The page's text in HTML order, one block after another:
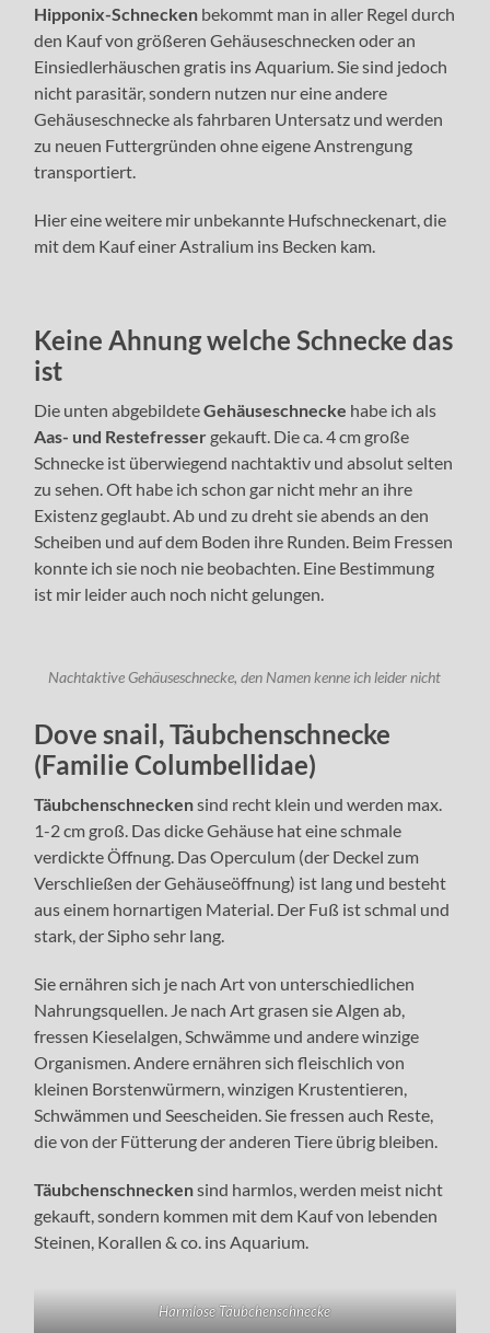
Hipponix-Schnecken bekommt man in aller Regel durch
den Kauf von größeren Gehäuseschnecken oder an
Einsiedlerhäuschen gratis ins Aquarium. Sie sind jedoch
nicht parasitär, sondern nutzen nur eine andere
Gehäuseschnecke als fahrbaren Untersatz und werden
zu neuen Futtergründen ohne eigene Anstrengung
transportiert.
Hier eine weitere mir unbekannte Hufschneckenart, die
mit dem Kauf einer Astralium ins Becken kam.
Keine Ahnung welche Schnecke das
ist
Die unten abgebildeteGehäuseschnecke habe ich als
Aas- und Restefresser gekauft. Die ca. 4 cm große
Schnecke ist überwiegend nachtaktiv und absolut selten
zu sehen. Oft habe ich schon gar nicht mehr an ihre
Existenz geglaubt. Ab und zu dreht sie abends an den
Scheiben und auf dem Boden ihre Runden. Beim Fressen
konnte ich sie noch nie beobachten. Eine Bestimmung
ist mir leider auch noch nicht gelungen.
Nachtaktive Gehäuseschnecke, den Namen kenne ich leider nicht
Dove snail, Täubchenschnecke
(Familie Columbellidae)
Täubchenschneckensind recht klein und werden max.
1-2 cm groß. Das dicke Gehäuse hat eine schmale
verdickte Öffnung. Das Operculum (der Deckel zum
Verschließen der Gehäuseöffnung) ist lang und besteht
aus einem hornartigen Material. Der Fuß ist schmal und
stark, der Sipho sehr lang.
Sie ernähren sich je nach Art von unterschiedlichen
Nahrungsquellen. Je nach Art grasen sie Algen ab,
fressen Kieselalgen, Schwämme und andere winzige
Organismen. Andere ernähren sich fleischlich von
kleinen Borstenwürmern, winzigen Krustentieren,
Schwämmen und Seescheiden. Sie fressen auch Reste,
die von der Fütterung der anderen Tiere übrig bleiben.
Täubchenschneckensind harmlos, werden meist nicht
gekauft, sondern kommen mit dem Kauf von lebenden
Steinen, Korallen & co. ins Aquarium.
Harmlose Täubchenschnecke